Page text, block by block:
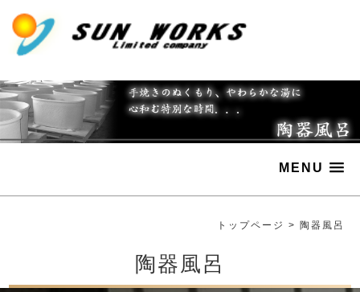
MENU
トップページ > 陶器風呂
陶器風呂